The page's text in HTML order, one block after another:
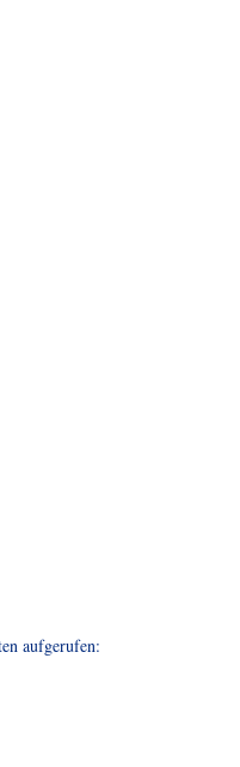
aufgerufen: